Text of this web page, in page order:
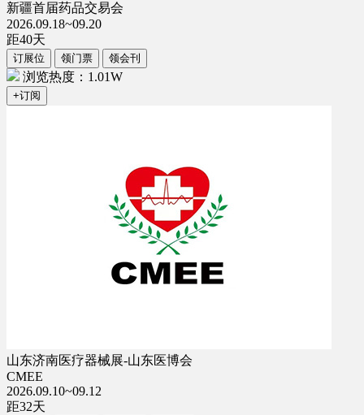
新疆首届药品交易会
2026.09.18~09.20
距40天
订展位 领门票 领会刊
浏览热度：1.01W
+订阅
山东济南医疗器械展-山东医博会
CMEE
2026.09.10~09.12
距32天